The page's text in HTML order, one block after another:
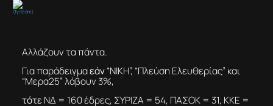
(fyiteam)
Αλλάζουν τα πάντα.
Για παράδειγμαεάν“ΝΙΚΗ”, “Πλεύση Ελευθερίας” και
“Μερα25” λάβουν 3%,
τότεΝΔ = 160 έδρες, ΣΥΡΙΖΑ = 54, ΠΑΣΟΚ = 31, ΚΚΕ =